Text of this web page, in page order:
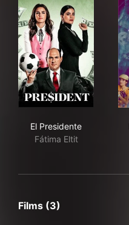
El Presidente
Fátima Eltit
Films (3)